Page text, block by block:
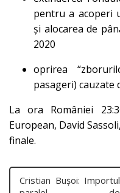
pentru a acoperi
și alocarea de
2020
oprirea
pasageri) cauzate
La ora României
European, David
finale.
Cristian Bușoi: Importul